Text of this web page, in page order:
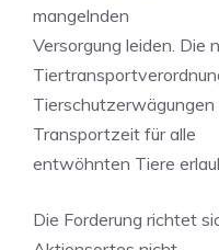
mangelnden
Versorgung leiden. Die
Transportzeit für alle
entwöhnten Tiere
Die Forderung richtet